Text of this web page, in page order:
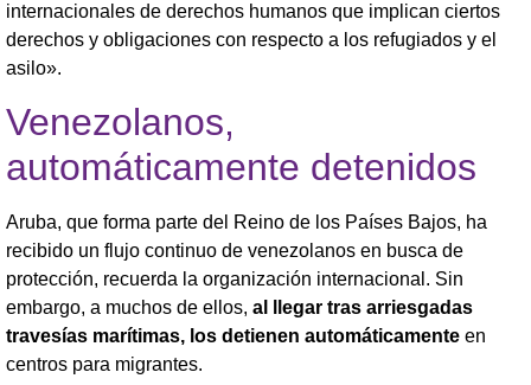
internacionales de derechos humanos que implican ciertos
derechos y obligaciones con respecto a los refugiados y el
asilo».
Venezolanos,
automáticamente detenidos
Aruba, que forma parte del Reino de los Países Bajos, ha
recibido un flujo continuo de venezolanos en busca de
protección, recuerda la organización internacional. Sin
embargo, a muchos de ellos, al llegar tras arriesgadas
travesías marítimas, los detienen automáticamente en
centros para migrantes.